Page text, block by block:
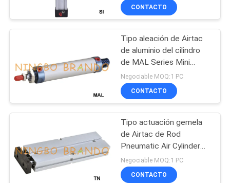
MAPA
SITIO
POLÍTICA
DE
PRIVACIDAD
armadura de la
válvula
electromagnética
495
Válvula del jet del
pulso
1184
CONTACTO
Tipo aleación de Airtac
de aluminio del cilindro
de MAL Series Mini
Pneumatic Air
Negociable MOQ:1 PC
CONTACTO
Tipo actuación gemela
de Airtac de Rod
Pneumatic Air Cylinder
Double de la serie del TN
Negociable MOQ:1 PC
CONTACTO